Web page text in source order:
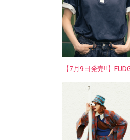
【7月9日発売‼︎】